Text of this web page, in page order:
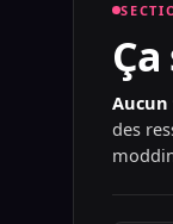
Aucun
des